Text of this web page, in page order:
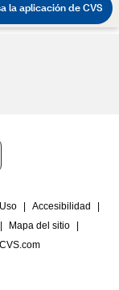
Accesibilidad
Mapa del sitio